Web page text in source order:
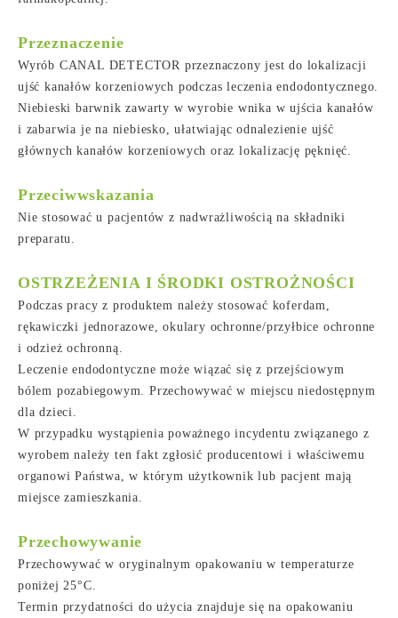
Przeznaczenie
Wyrób CANAL DETECTOR przeznaczony jest do lokalizacji
ujść kanałów korzeniowych podczas leczenia endodontycznego.
Niebieski barwnik zawarty w wyrobie wnika w ujścia kanałów
i zabarwia je na niebiesko, ułatwiając odnalezienie ujść
głównych kanałów korzeniowych oraz lokalizację pęknięć.
Przeciwwskazania
Nie stosować u pacjentów z nadwrażliwością na składniki
preparatu.
OSTRZEŻENIA I ŚRODKI OSTROŻNOŚCI
Podczas pracy z produktem należy stosować koferdam,
rękawiczki jednorazowe, okulary ochronne/przyłbice ochronne
i odzież ochronną.
Leczenie endodontyczne może wiązać się z przejściowym
bólem pozabiegowym. Przechowywać w miejscu niedostępnym
dla dzieci.
W przypadku wystąpienia poważnego incydentu związanego z
wyrobem należy ten fakt zgłosić producentowi i właściwemu
organowi Państwa, w którym użytkownik lub pacjent mają
miejsce zamieszkania.
Przechowywanie
Przechowywać w oryginalnym opakowaniu w temperaturze
poniżej 25°C.
Termin przydatności do użycia znajduje się na opakowaniu